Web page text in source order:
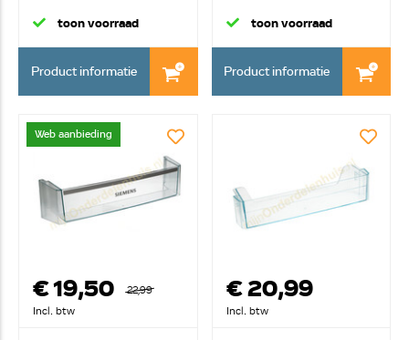
toon voorraad
Product informatie
toon voorraad
Product informatie
Web aanbieding
€ 19,50
22,99
Incl. btw
€ 20,99
Incl. btw